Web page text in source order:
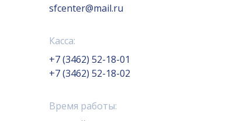
sfcenter@mail.ru
Касса:
+7 (3462) 52-18-01
+7 (3462) 52-18-02
Время работы: